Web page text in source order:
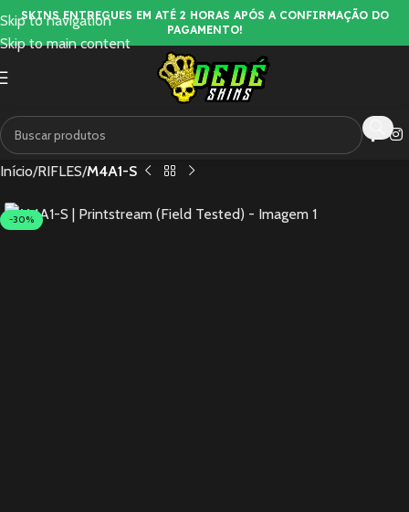
Skip to navigation
Skip to main content
SKINS ENTREGUES EM ATÉ 2 HORAS APÓS A CONFIRMAÇÃO DO
PAGAMENTO!
Início RIFLES M4A1-S
-30%